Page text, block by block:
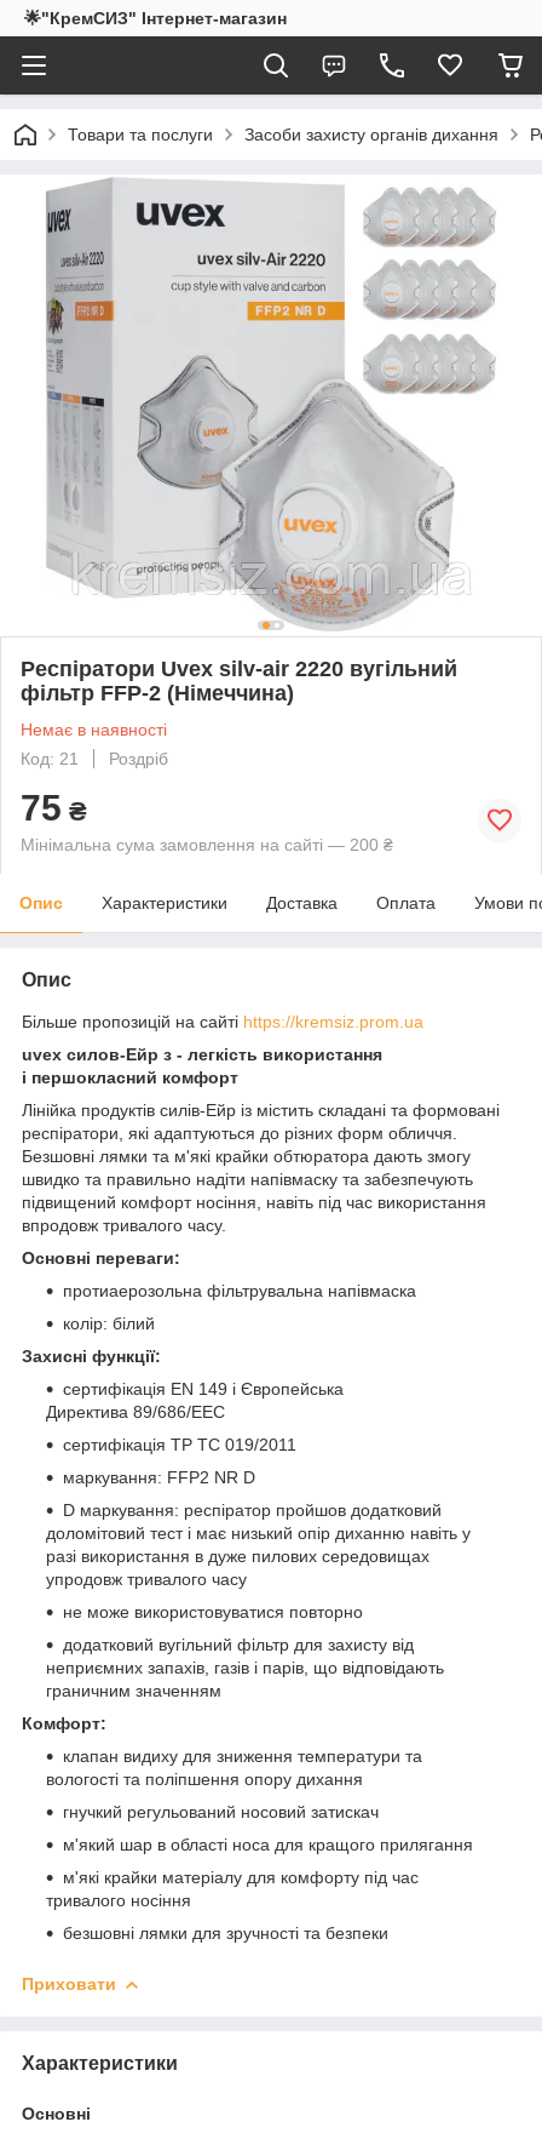
🌟"КремСИЗ" Інтернет-магазин
Товари та послуги Засоби захисту органів дихання
Респіратори Uvex silv-air 2220 вугільний
фільтр FFP-2 (Німеччина)
Немає в наявності
Код: 21
Роздріб
75 ₴
Мінімальна сума замовлення на сайті — 200 ₴
Опис Характеристики Доставка Оплата Умови
Опис
Більше пропозицій на сайті https://kremsiz.prom.ua
uvex силов-Ейр з - легкість використання
і першокласний комфорт
Лінійка продуктів силів-Ейр із містить складані та формовані
респіратори, які адаптуються до різних форм обличчя.
Безшовні лямки та м'які крайки обтюратора дають змогу
швидко та правильно надіти напівмаску та забезпечують
підвищений комфорт носіння, навіть під час використання
впродовж тривалого часу.
Основні переваги:
протиаерозольна фільтрувальна напівмаска
колір: білий
Захисні функції:
сертифікація EN 149 і Європейська
Директива 89/686/EEC
сертифікація ТР ТС 019/2011
маркування: FFP2 NR D
D маркування: респіратор пройшов додатковий
доломітовий тест і має низький опір диханню навіть у
разі використання в дуже пилових середовищах
упродовж тривалого часу
не може використовуватися повторно
додатковий вугільний фільтр для захисту від
неприємних запахів, газів і парів, що відповідають
граничним значенням
Комфорт:
клапан видиху для зниження температури та
вологості та поліпшення опору дихання
гнучкий регульований носовий затискач
м'який шар в області носа для кращого прилягання
м'які крайки матеріалу для комфорту під час
тривалого носіння
безшовні лямки для зручності та безпеки
Приховати
Характеристики
Основні